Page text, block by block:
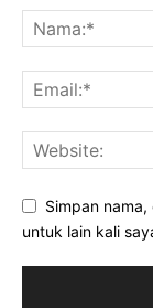
Simpan
untuk lain kali